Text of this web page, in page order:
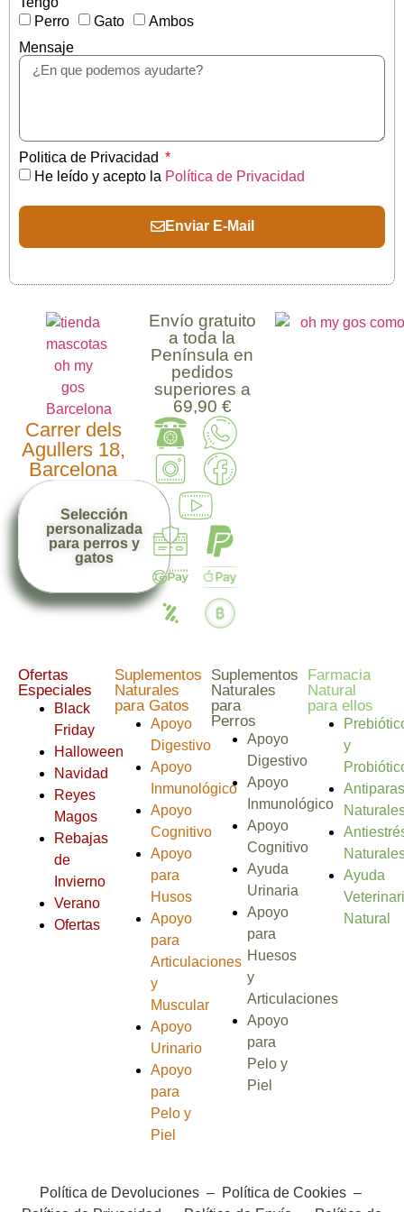
Perro
Gato
Ambos
Mensaje
Politica de Privacidad
He leído y acepto la Política de Privacidad
Enviar E-Mail
Carrer dels
Agullers 18,
Barcelona
Selección
personalizada
para perros y
gatos
Envío gratuito
a toda la
Península en
pedidos
superiores a
69,90 €
Ofertas
Especiales
Black
Friday
Halloween
Navidad
Reyes
Magos
Rebajas
de
Invierno
Verano
Ofertas
Suplementos
Naturales
para Gatos
Apoyo
Digestivo
Apoyo
Inmunológico
Apoyo
Cognitivo
Apoyo
para
Husos
Apoyo
para
Articulaciones
y
Muscular
Apoyo
Urinario
Apoyo
para
Pelo y
Piel
Suplementos
Naturales
para
Perros
Apoyo
Digestivo
Apoyo
Inmunológico
Apoyo
Cognitivo
Ayuda
Urinaria
Apoyo
para
Huesos
y
Articulaciones
Apoyo
para
Pelo y
Piel
Farmacia
Natural
para ellos
y
Ayuda
Natural
Política de Devoluciones– Política de Cookies–